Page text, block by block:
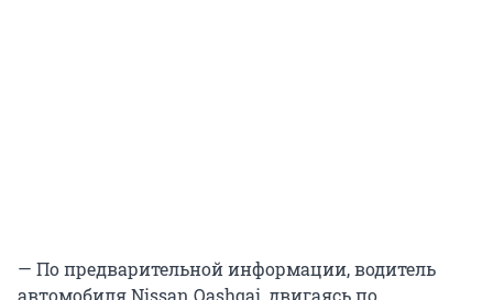
— По предварительной информации, водитель
автомобиля Nissan Qashqai, двигаясь по